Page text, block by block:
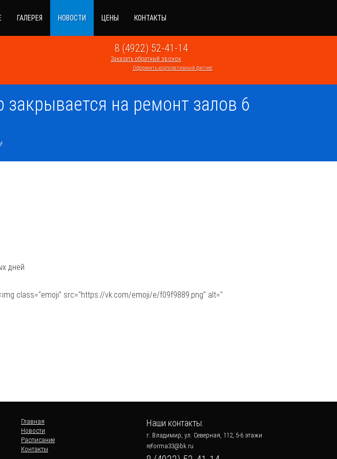
ГАЛЕРЕЯ НОВОСТИ ЦЕНЫ КОНТАКТЫ
8 (4922) 52-41-14
Заказать обратный звонок
Оформить корпоративный фитнес
на ремонт залов 6
дней
class="emoji" src="https://vk.com/emoji/e/f09f9889.png" alt="
Главная
Новости
Расписание
Контакты
Наши контакты:
г. Владимир, ул. Северная, 112, 5-6 этажи
reforma33@bk.ru